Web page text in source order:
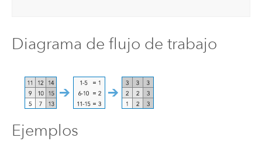
Diagrama de flujo de trabajo
Ejemplos